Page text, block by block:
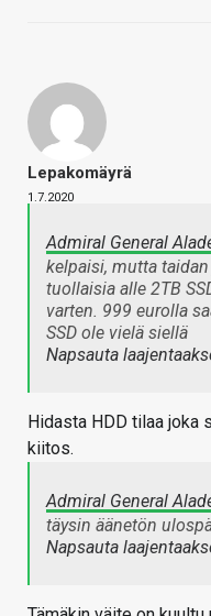
Lepakomäyrä
1.7.2020
Admiral General
kelpaisi, mutta
tuollaisia alle 2TB
varten. 999 eurolla
SSD ole vielä siellä
Napsauta
Hidasta HDD tilaa joka
kiitos.
Admiral General
täysin äänetön
Napsauta